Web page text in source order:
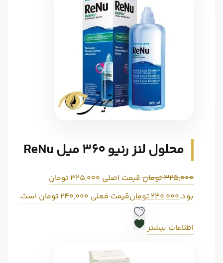
محلول لنز رنیو 360 میل ReNu
325,000تومان
قیمت اصلی 325,000 تومان
بود.240,000تومانقیمت فعلی 240,000 تومان است.
اطلاعات بیشتر